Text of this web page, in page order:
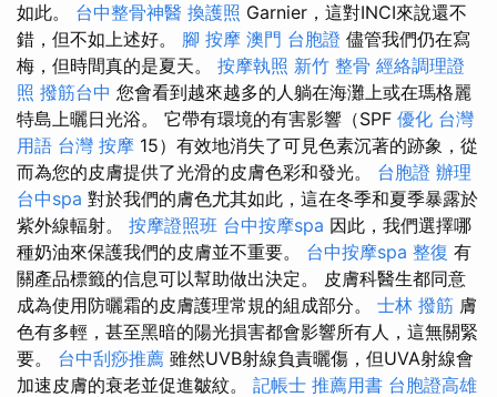
如此。 台中整骨神醫 換護照 Garnier，這對INCI來說還不
錯，但不如上述好。 腳 按摩 澳門 台胞證 儘管我們仍在寫
梅，但時間真的是夏天。 按摩執照 新竹 整骨 經絡調理證
照 撥筋台中 您會看到越來越多的人躺在海灘上或在瑪格麗
特島上曬日光浴。 它帶有環境的有害影響（SPF 優化 台灣
用語 台灣 按摩 15）有效地消失了可見色素沉著的跡象，從
而為您的皮膚提供了光滑的皮膚色彩和發光。 台胞證 辦理
台中spa 對於我們的膚色尤其如此，這在冬季和夏季暴露於
紫外線輻射。 按摩證照班 台中按摩spa 因此，我們選擇哪
種奶油來保護我們的皮膚並不重要。 台中按摩spa 整復 有
關產品標籤的信息可以幫助做出決定。 皮膚科醫生都同意
成為使用防曬霜的皮膚護理常規的組成部分。 士林 撥筋 膚
色有多輕，甚至黑暗的陽光損害都會影響所有人，這無關緊
要。 台中刮痧推薦 雖然UVB射線負責曬傷，但UVA射線會
加速皮膚的衰老並促進皺紋。 記帳士 推薦用書 台胞證高雄